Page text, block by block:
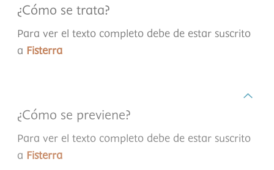
¿Cómo se trata?
Para ver el texto completo debe de estar suscrito
a Fisterra
¿Cómo se previene?
Para ver el texto completo debe de estar suscrito
a Fisterra